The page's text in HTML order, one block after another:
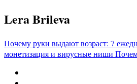
Перейти
к
Lera Brileva
Почему руки выдают возраст: 7
монетизация и вирусные ниши